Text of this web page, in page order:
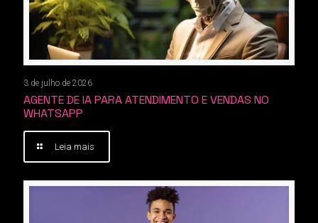
3 de julho de 2026
AGENTE DE IA PARA ATENDIMENTO E VENDAS NO
WHATSAPP
Leia mais